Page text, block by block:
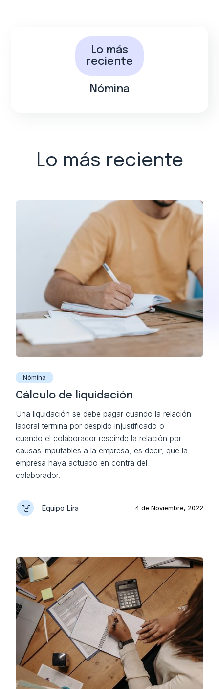
Lo más
reciente
Nómina
Lo más reciente
Nómina
Cálculo de liquidación
Una liquidación se debe pagar cuando la relación
laboral termina por despido injustificado o
cuando el colaborador rescinde la relación por
causas imputables a la empresa, es decir, que la
empresa haya actuado en contra del
colaborador.
Equipo Lira 4 de Noviembre, 2022